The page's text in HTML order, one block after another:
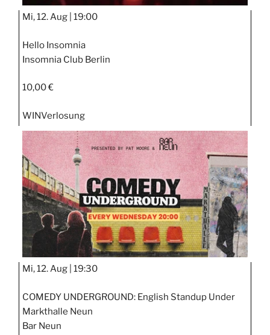
Mi, 12. Aug | 19:00
Hello Insomnia
Insomnia Club Berlin
10,00 €
WINVerlosung
Mi, 12. Aug | 19:30
COMEDY UNDERGROUND: English Standup Under
Markthalle Neun
Bar Neun